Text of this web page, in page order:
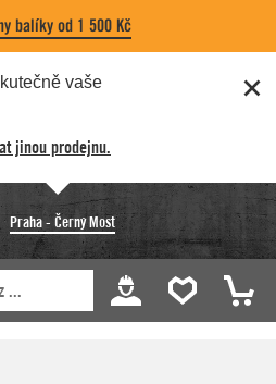
balíky od 1 500 Kč
vaše
jinou prodejnu.
Praha - Černý Most